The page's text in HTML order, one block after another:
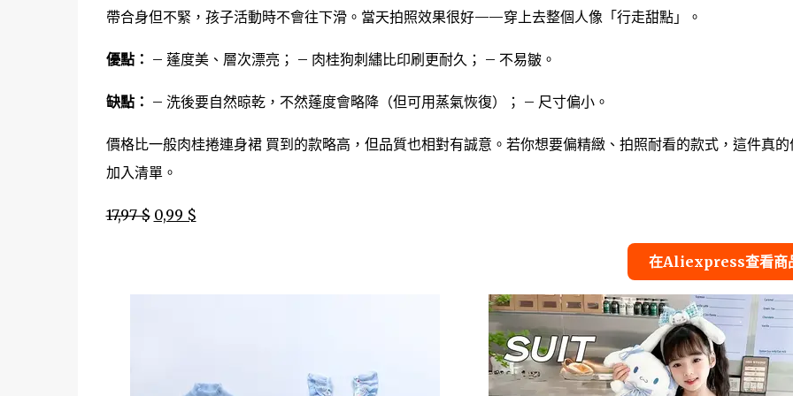
帶合身但不緊，孩子活動時不會往下滑。當天拍照效果很好——穿上去整個人像「行走甜點」。
優點： – 蓬度美、層次漂亮； – 肉桂狗刺繡比印刷更耐久； – 不易皺。
缺點： – 洗後要自然晾乾，不然蓬度會略降（但可用蒸氣恢復）； – 尺寸偏小。
價格比一般肉桂捲連身裙 買到的款略高，但品質也相對有誠意。若你想要偏精緻、拍照耐看的款式，這件真的
加入清單。
17,97 $ 0,99 $
在Aliexpress查看商